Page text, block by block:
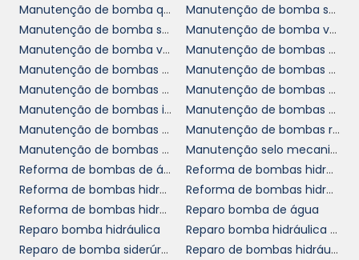
Além do orçamento, oferecemos consultoria
para otimização do sistema de filtragem e
circulação da água. Essa abordagem
proativa ajudará a prevenir futuras falhas e
garantirá que todos os aspectos do
funcionamento da sua piscina estejam
sempre em dia. Entre em contato conosco
agora mesmo para descobrir como podemos
ajudar!
EXPERTISE E ATENDIMENTO
DIFERENCIADO
Manutenção de bomba química em sp
Manutenção de bomba saneamento
Manutenção de bomba submersível
Manutenção de bomba vertical de ácidos
Manutenção de bomba vertical de ácidos sp
Manutenção de bombas centrífugas
Manutenção de bombas de alta pressão
Manutenção de bombas em sp
Manutenção de bombas hidráulicas em sp
Manutenção de bombas hidráulicas rexroth
Manutenção de bombas industriais de ácidos
Manutenção de bombas no abc
Manutenção de bombas para usinas
Manutenção de bombas rotativas
Manutenção de bombas verticais
Manutenção selo mecanico
Reforma de bombas de água sp
Reforma de bombas hidráulicas
Reforma de bombas hidráulicas de palhetas
Reforma de bombas hidráulicas de pistões
Reforma de bombas hidráulicas vickers
Reparo bomba de água
Reparo bomba hidráulica
Reparo bomba hidráulica sp
Reparo de bomba siderúrgica
Reparo de bombas hidráulicas de pistões